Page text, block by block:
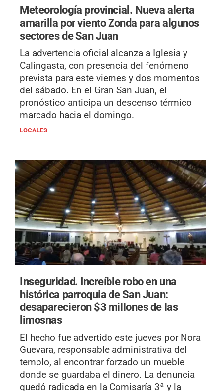
Meteorología provincial. Nueva alerta
amarilla por viento Zonda para algunos
sectores de San Juan
La advertencia oficial alcanza a Iglesia y
Calingasta, con presencia del fenómeno
prevista para este viernes y dos momentos
del sábado. En el Gran San Juan, el
pronóstico anticipa un descenso térmico
marcado hacia el domingo.
LOCALES
Inseguridad. Increíble robo en una
histórica parroquia de San Juan:
desaparecieron $3 millones de las
limosnas
El hecho fue advertido este jueves por Nora
Guevara, responsable administrativa del
templo, al encontrar forzado un mueble
donde se guardaba el dinero. La denuncia
quedó radicada en la Comisaría 3ª y la